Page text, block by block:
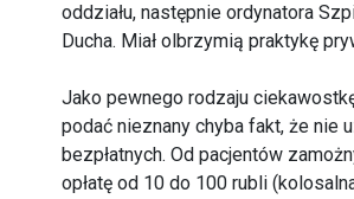
oddziału, następnie ordynatora
Ducha. Miał olbrzymią praktykę
Jako pewnego rodzaju
podać nieznany chyba fakt, że nie
bezpłatnych. Od pacjentów
opłatę od 10 do 100 rubli